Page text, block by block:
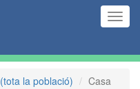
(tota la població) Casa